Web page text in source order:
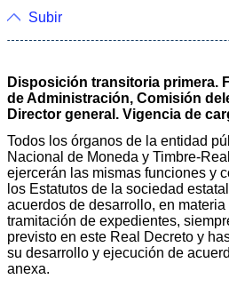
Subir
Disposición transitoria primera.
de Administración, Comisión
Director general. Vigencia de
Todos los órganos de la entidad
Nacional de Moneda y Timbre-
ejercerán las mismas funciones y
los Estatutos de la sociedad
acuerdos de desarrollo, en
tramitación de expedientes,
previsto en este Real Decreto y
su desarrollo y ejecución de
anexa.